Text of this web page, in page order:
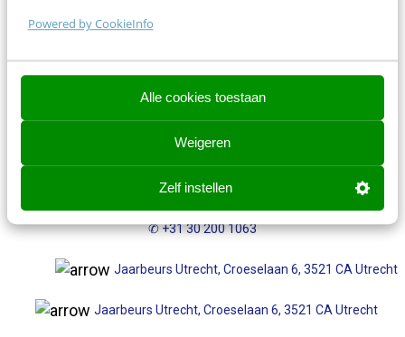
Powered by CookieInfo
Alle cookies toestaan
Weigeren
Zelf instellen
Contact opnemen? We helpen je graag!
Contact opnemen? We helpen je graag!
events@frankwatching.com
events@frankwatching.com
+31 30 200 1045
✆ +31 30 200 1063
Jaarbeurs Utrecht, Croeselaan 6, 3521 CA Utrecht
Jaarbeurs Utrecht, Croeselaan 6, 3521 CA Utrecht